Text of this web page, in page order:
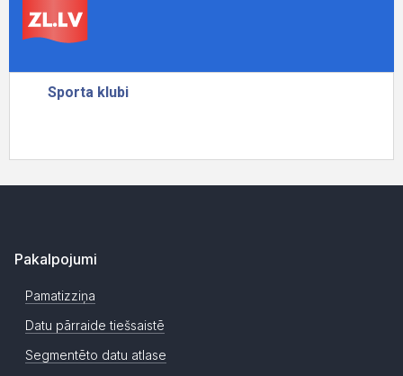
Pakalpojumi
Pamatizziņa
Datu pārraide tiešsaistē
Segmentēto datu atlase